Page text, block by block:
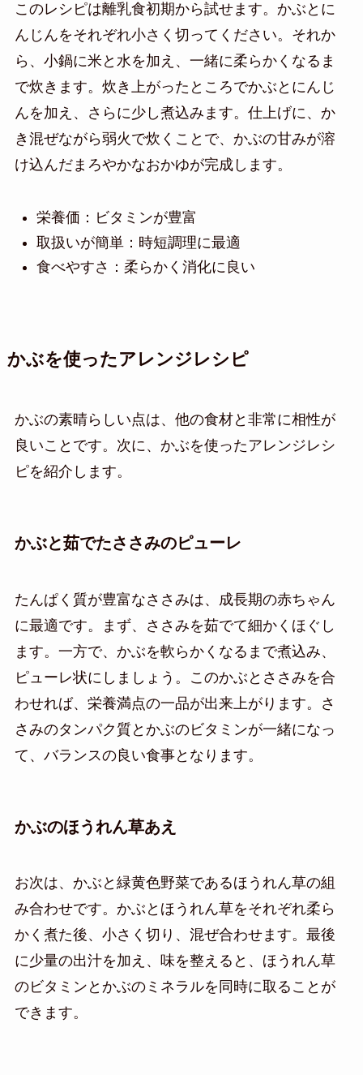
このレシピは離乳食初期から試せます。かぶとに
んじんをそれぞれ小さく切ってください。それか
ら、小鍋に米と水を加え、一緒に柔らかくなるま
で炊きます。炊き上がったところでかぶとにんじ
んを加え、さらに少し煮込みます。仕上げに、か
き混ぜながら弱火で炊くことで、かぶの甘みが溶
け込んだまろやかなおかゆが完成します。
栄養価：ビタミンが豊富
取扱いが簡単：時短調理に最適
食べやすさ：柔らかく消化に良い
かぶを使ったアレンジレシピ
かぶの素晴らしい点は、他の食材と非常に相性が
良いことです。次に、かぶを使ったアレンジレシ
ピを紹介します。
かぶと茹でたささみのピューレ
たんぱく質が豊富なささみは、成長期の赤ちゃん
に最適です。まず、ささみを茹でて細かくほぐし
ます。一方で、かぶを軟らかくなるまで煮込み、
ピューレ状にしましょう。このかぶとささみを合
わせれば、栄養満点の一品が出来上がります。さ
さみのタンパク質とかぶのビタミンが一緒になっ
て、バランスの良い食事となります。
かぶのほうれん草あえ
お次は、かぶと緑黄色野菜であるほうれん草の組
み合わせです。かぶとほうれん草をそれぞれ柔ら
かく煮た後、小さく切り、混ぜ合わせます。最後
に少量の出汁を加え、味を整えると、ほうれん草
のビタミンとかぶのミネラルを同時に取ることが
できます。